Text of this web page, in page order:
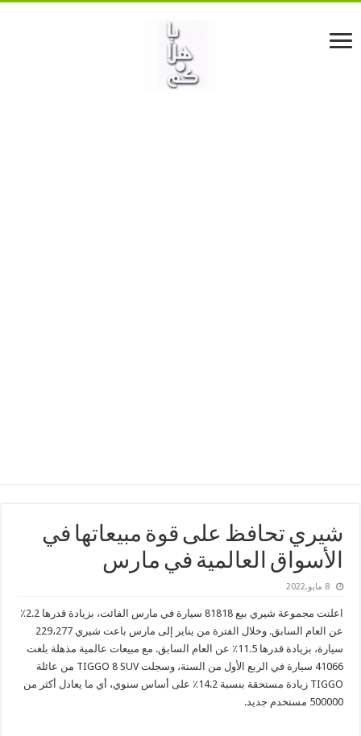
شيري تحافظ على قوة مبيعاتها في
الأسواق العالمية في مارس
8 مايو,2022
اعلنت مجموعة شيري بيع 81818 سيارة في مارس الفائت، بزيادة قدرها 2.2٪
عن العام السابق. وخلال الفترة من يناير إلى مارس باعت شيري 229،277
سيارة، بزيادة قدرها 11.5٪ عن العام السابق. مع مبيعات عالمية مذهلة بلغت
41066 سيارة في الربع الأول من السنة، وسجلت TIGGO 8 SUV من عائلة
TIGGO زيادة مستحقة بنسبة 14.2٪ على أساس سنوي، أي ما يعادل أكثر من
500000 مستخدم جديد.